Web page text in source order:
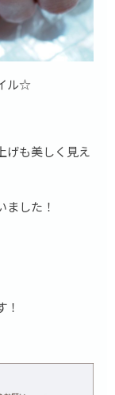
ル☆
げも美しく見え
した！